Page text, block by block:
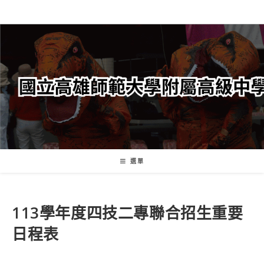
轉
要
內
容
選單
113學年度四技二專聯合招生重要
日程表